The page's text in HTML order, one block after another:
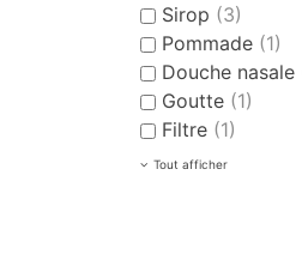
Sirop (3)
Pommade (1)
Douche nasale
Goutte (1)
Filtre (1)
Tout afficher